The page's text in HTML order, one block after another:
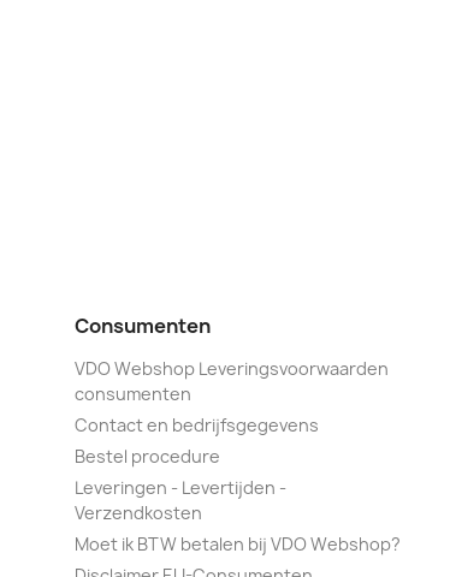
Consumenten
VDO Webshop Leveringsvoorwaarden
consumenten
Contact en bedrijfsgegevens
Bestel procedure
Leveringen - Levertijden -
Verzendkosten
Moet ik BTW betalen bij VDO Webshop?